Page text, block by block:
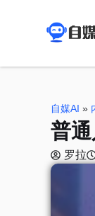
自媒AI »
普
罗拉